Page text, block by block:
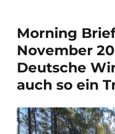
Morning
November
Deutsche
auch so ein